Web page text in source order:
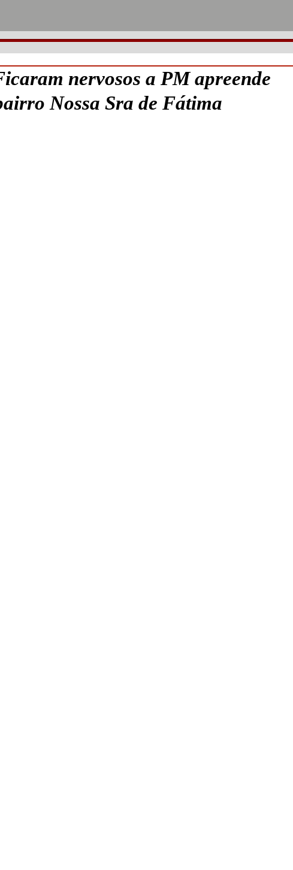
nervosos a PM apreende
Nossa Sra de Fátima